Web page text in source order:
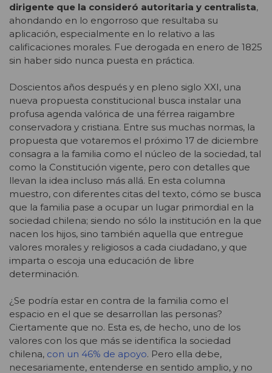
dirigente que la consideró autoritaria y centralista,
ahondando en lo engorroso que resultaba su
aplicación, especialmente en lo relativo a las
calificaciones morales. Fue derogada en enero de 1825
sin haber sido nunca puesta en práctica.
Doscientos años después y en pleno siglo XXI, una
nueva propuesta constitucional busca instalar una
profusa agenda valórica de una férrea raigambre
conservadora y cristiana. Entre sus muchas normas, la
propuesta que votaremos el próximo 17 de diciembre
consagra a la familia como el núcleo de la sociedad, tal
como la Constitución vigente, pero con detalles que
llevan la idea incluso más allá. En esta columna
muestro, con diferentes citas del texto, cómo se busca
que la familia pase a ocupar un lugar primordial en la
sociedad chilena; siendo no sólo la institución en la que
nacen los hijos, sino también aquella que entregue
valores morales y religiosos a cada ciudadano, y que
imparta o escoja una educación de libre
determinación.
¿Se podría estar en contra de la familia como el
espacio en el que se desarrollan las personas?
Ciertamente que no. Esta es, de hecho, uno de los
valores con los que más se identifica la sociedad
chilena, con un 46% de apoyo. Pero ella debe,
necesariamente, entenderse en sentido amplio, y no